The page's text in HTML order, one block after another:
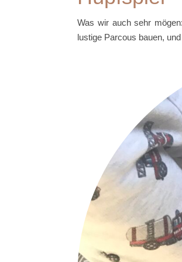
Was wir auch sehr
lustige Parcous bauen,